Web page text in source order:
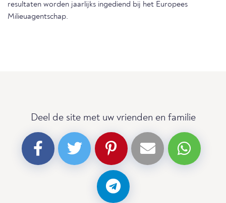
resultaten worden jaarlijks ingediend bij het Europees
Milieuagentschap.
Deel de site met uw vrienden en familie